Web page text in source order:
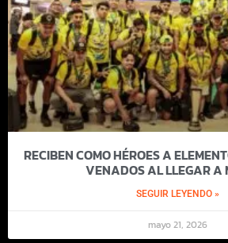
RECIBEN COMO HÉROES A
VENADOS AL LLEGAR A
SEGUIR LEYENDO »
mayo 21, 2026